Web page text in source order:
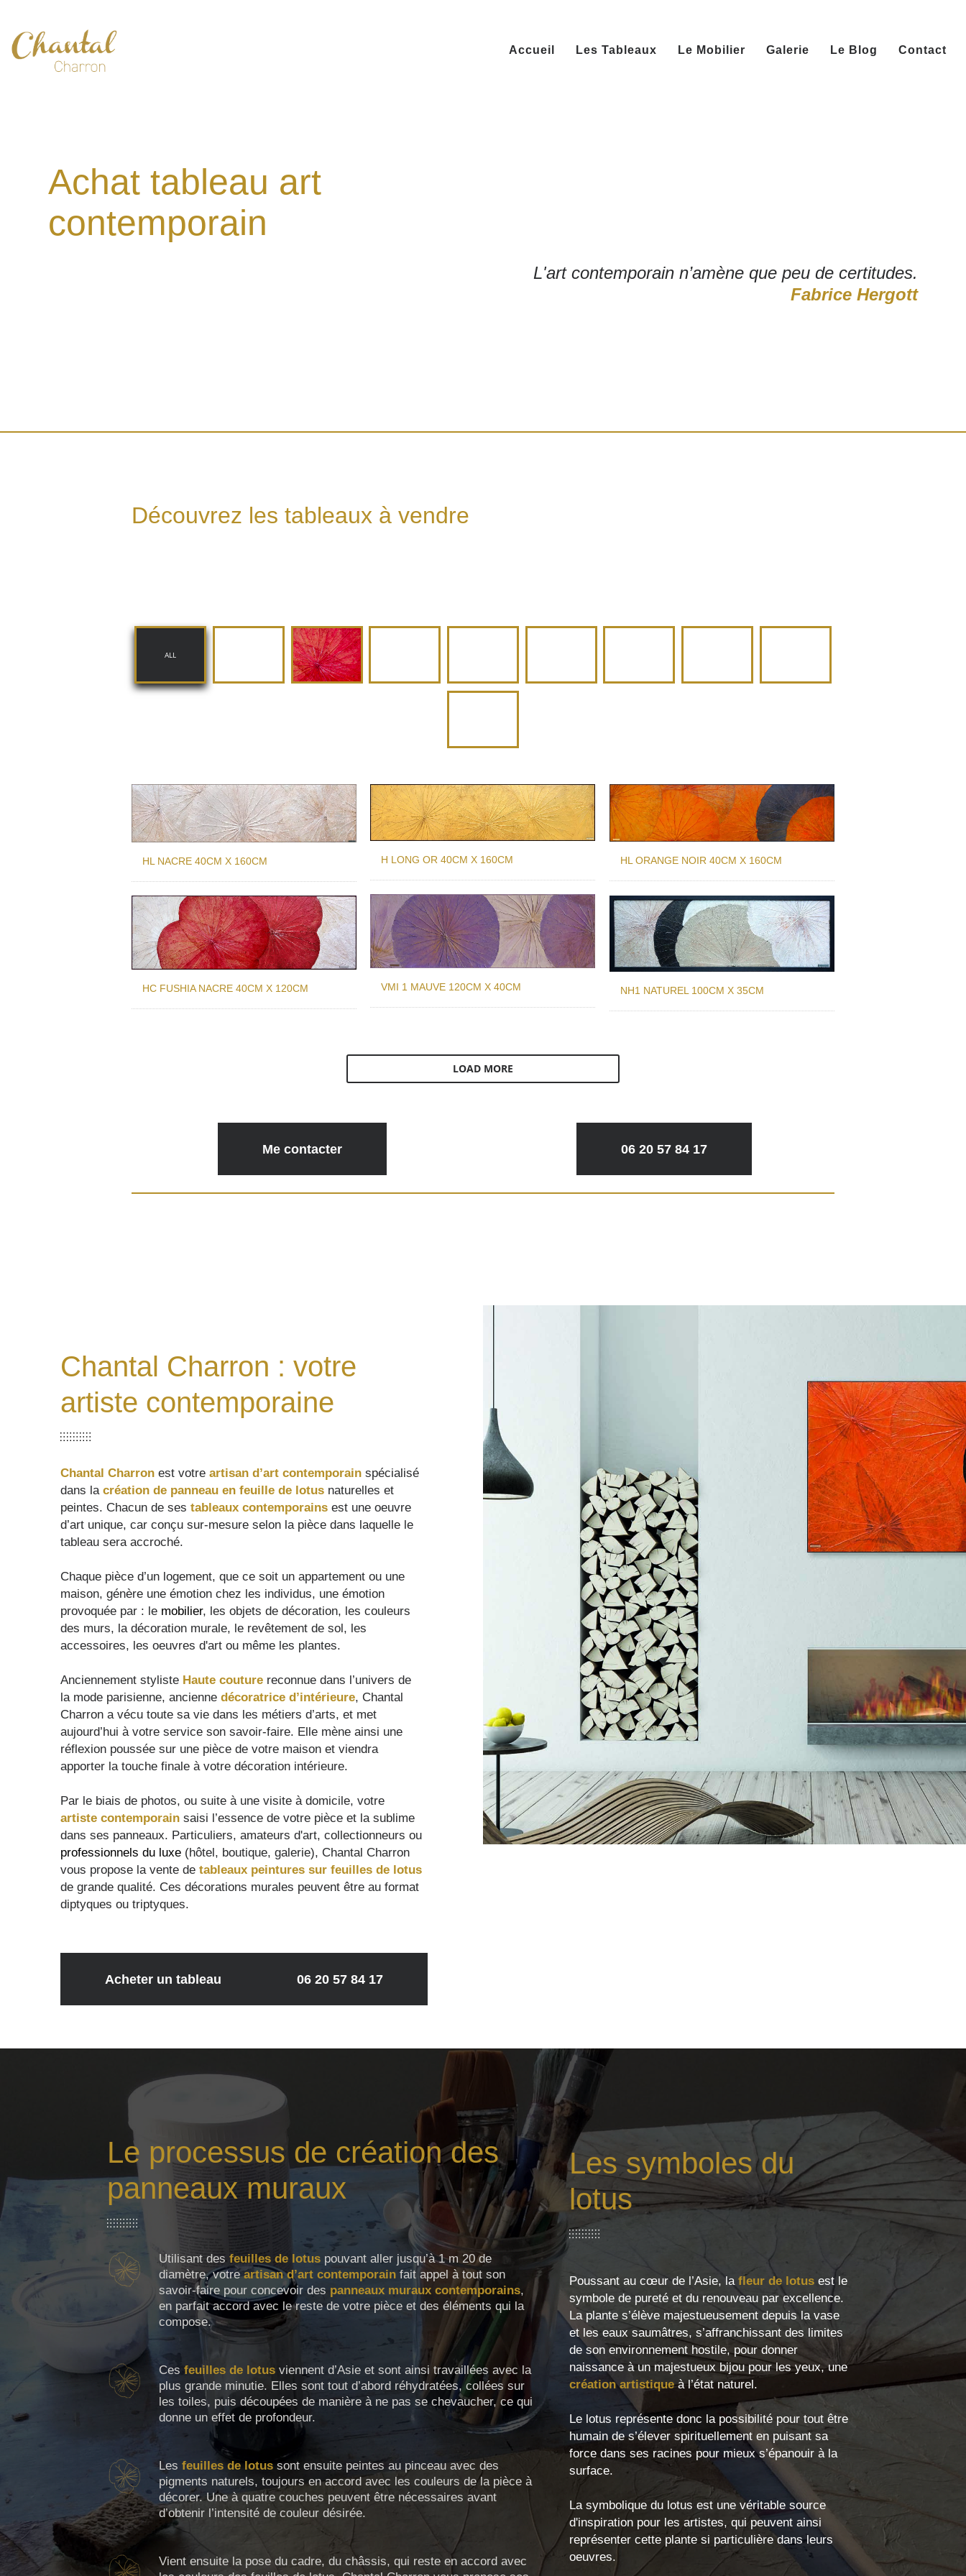
Accueil Les Tableaux Le Mobilier Galerie Le Blog Contact
Achat tableau art
contemporain
L'art contemporain n’amène que peu de certitudes.
Fabrice Hergott
Découvrez les tableaux à vendre
ALL FUSHIA
HL NACRE 40CM X 160CM H LONG OR 40CM X 160CM HL ORANGE NOIR 40CM X 160CM
VMI 1 MAUVE 120CM X 40CM NH1 NATUREL 100CM X 35CM
HC FUSHIA NACRE 40CM X 120CM
LOAD MORE
Me contacter 06 20 57 84 17
Chantal Charron : votre
artiste contemporaine
Chantal Charron est votre artisan d’art contemporain spécialisé
dans la création de panneau en feuille de lotus naturelles et
peintes. Chacun de ses tableaux contemporains est une oeuvre
d’art unique, car conçu sur-mesure selon la pièce dans laquelle le
tableau sera accroché.
Chaque pièce d’un logement, que ce soit un appartement ou une
maison, génère une émotion chez les individus, une émotion
provoquée par : le mobilier, les objets de décoration, les couleurs
des murs, la décoration murale, le revêtement de sol, les
accessoires, les oeuvres d'art ou même les plantes.
Anciennement styliste Haute couture reconnue dans l’univers de
la mode parisienne, ancienne décoratrice d’intérieure, Chantal
Charron a vécu toute sa vie dans les métiers d’arts, et met
aujourd’hui à votre service son savoir-faire. Elle mène ainsi une
réflexion poussée sur une pièce de votre maison et viendra
apporter la touche finale à votre décoration intérieure.
Par le biais de photos, ou suite à une visite à domicile, votre
artiste contemporain saisi l’essence de votre pièce et la sublime
dans ses panneaux. Particuliers, amateurs d'art, collectionneurs ou
professionnels du luxe (hôtel, boutique, galerie), Chantal Charron
vous propose la vente de tableaux peintures sur feuilles de lotus
de grande qualité. Ces décorations murales peuvent être au format
diptyques ou triptyques.
Acheter un tableau 06 20 57 84 17
Le processus de création des
panneaux muraux
Utilisant desfeuilles de lotus pouvant aller jusqu’à 1 m 20 de
diamètre, votreartisan d’art contemporain fait appel à tout son
savoir-faire pour concevoir des panneaux muraux contemporains,
en parfait accord avec le reste de votre pièce et des éléments qui la
compose.
Cesfeuilles de lotus viennent d’Asie et sont ainsi travaillées avec la
plus grande minutie. Elles sont tout d’abord réhydratées, collées sur
les toiles, puis découpées de manière à ne pas se chevaucher, ce qui
donne un effet de profondeur.
Lesfeuilles de lotus sont ensuite peintes au pinceau avec des
pigments naturels, toujours en accord avec les couleurs de la pièce à
décorer. Une à quatre couches peuvent être nécessaires avant
d’obtenir l’intensité de couleur désirée.
Vient ensuite la pose du cadre, du châssis, qui reste en accord avec
Les symboles du
lotus
Poussant au cœur de l’Asie, la fleur de lotusest le
symbole de pureté et du renouveau par excellence.
La plante s’élève majestueusement depuis la vase
et les eaux saumâtres, s’affranchissant des limites
de son environnement hostile, pour donner
naissance à un majestueux bijou pour les yeux, une
création artistiqueà l’état naturel.
Le lotus représente donc la possibilité pour tout être
humain de s’élever spirituellement en puisant sa
force dans ses racines pour mieux s’épanouir à la
surface.
La symbolique du lotus est une véritable source
d'inspiration pour les artistes, qui peuvent ainsi
représenter cette plante si particulière dans leurs
oeuvres.